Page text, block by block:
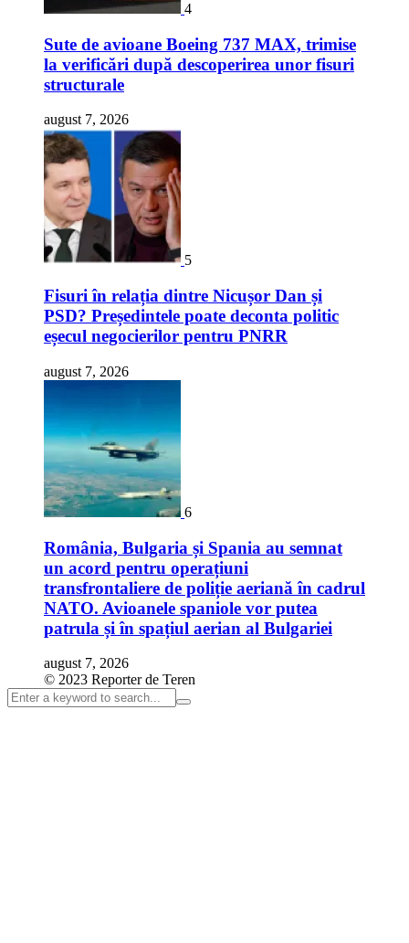
4
Sute de avioane Boeing 737 MAX, trimise
la verificări după descoperirea unor fisuri
structurale
august 7, 2026
5
Fisuri în relația dintre Nicușor Dan și
PSD? Președintele poate deconta politic
eșecul negocierilor pentru PNRR
august 7, 2026
6
România, Bulgaria și Spania au semnat
un acord pentru operațiuni
transfrontaliere de poliție aeriană în cadrul
NATO. Avioanele spaniole vor putea
patrula și în spațiul aerian al Bulgariei
august 7, 2026
© 2023 Reporter de Teren